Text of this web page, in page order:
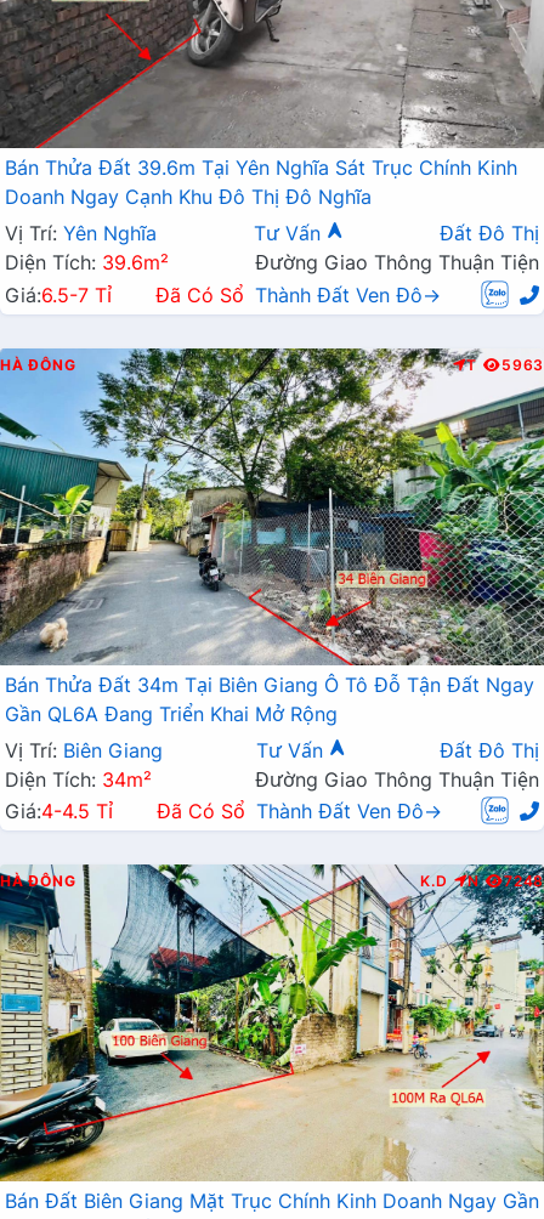
Bán Thửa Đất 39.6m Tại Yên Nghĩa Sát Trục Chính Kinh
Doanh Ngay Cạnh Khu Đô Thị Đô Nghĩa
Vị Trí: Yên Nghĩa Tư Vấn
Đất Đô Thị
Diện Tích: 39.6m²
Đường Giao Thông Thuận Tiện
Giá:6.5-7 Tỉ Đã Có Sổ Thành Đất Ven Đô→
HÀ ĐÔNG T 5963
Bán Thửa Đất 34m Tại Biên Giang Ô Tô Đỗ Tận Đất Ngay
Gần QL6A Đang Triển Khai Mở Rộng
Vị Trí: Biên Giang Tư Vấn
Đất Đô Thị
Diện Tích: 34m²
Đường Giao Thông Thuận Tiện
Giá:4-4.5 Tỉ Đã Có Sổ Thành Đất Ven Đô→
HÀ ĐÔNG K.D N 7248
Bán Đất Biên Giang Mặt Trục Chính Kinh Doanh Ngay Gần